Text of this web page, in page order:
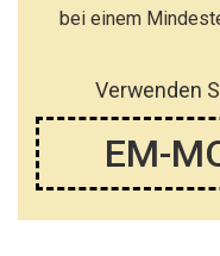
bei einem
Verwenden
EM-